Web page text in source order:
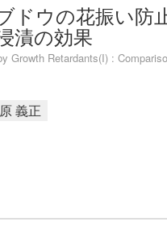
ドウの花振い防
漬の効果
Growth Retardants(I) :
義正